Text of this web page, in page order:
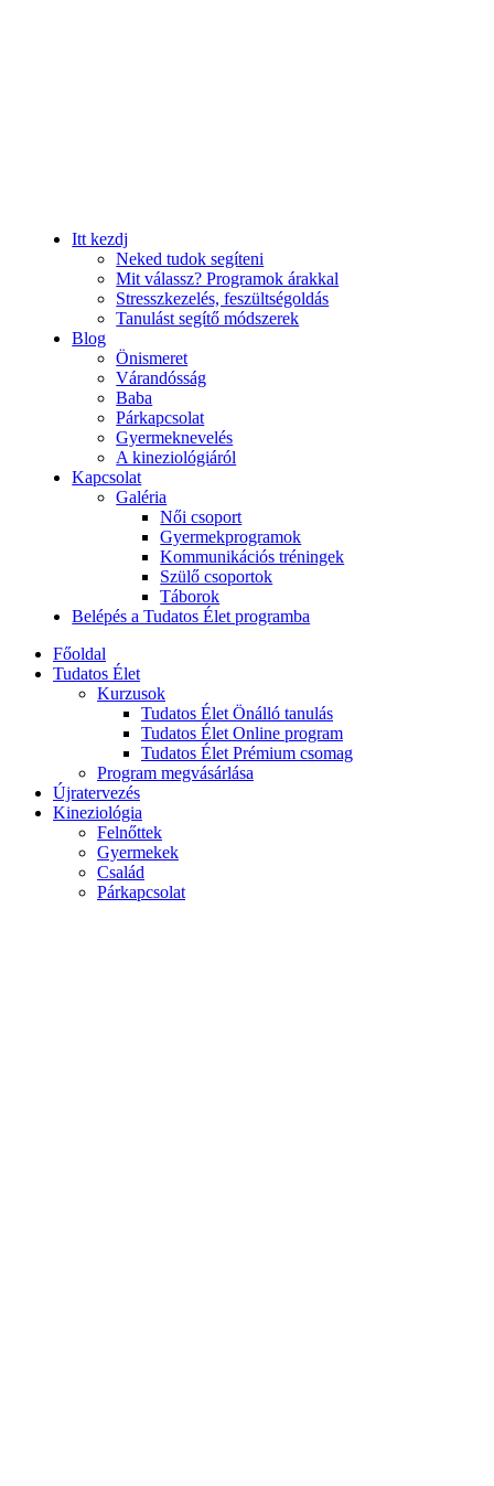
Itt kezdj
Neked tudok segíteni
Mit válassz? Programok árakkal
Stresszkezelés, feszültségoldás
Tanulást segítő módszerek
Blog
Önismeret
Várandósság
Baba
Párkapcsolat
Gyermeknevelés
A kineziológiáról
Kapcsolat
Galéria
Női csoport
Gyermekprogramok
Kommunikációs tréningek
Szülő csoportok
Táborok
Belépés a Tudatos Élet programba
Főoldal
Tudatos Élet
Kurzusok
Tudatos Élet Önálló tanulás
Tudatos Élet Online program
Tudatos Élet Prémium csomag
Program megvásárlása
Újratervezés
Kineziológia
Felnőttek
Gyermekek
Család
Párkapcsolat